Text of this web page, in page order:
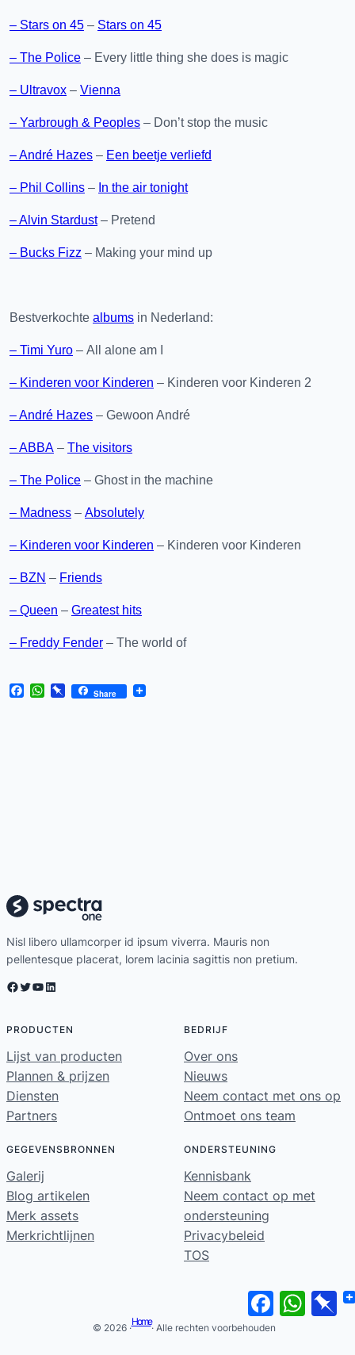
– Stars on 45 – Stars on 45
– The Police – Every little thing she does is magic
– Ultravox – Vienna
– Yarbrough & Peoples – Don’t stop the music
– André Hazes – Een beetje verliefd
– Phil Collins – In the air tonight
– Alvin Stardust– Pretend
– Bucks Fizz – Making your mind up
Bestverkochte albums in Nederland:
– Timi Yuro – All alone am I
– Kinderen voor Kinderen – Kinderen voor Kinderen 2
– André Hazes – Gewoon André
– ABBA – The visitors
– The Police – Ghost in the machine
– Madness – Absolutely
– Kinderen voor Kinderen – Kinderen voor Kinderen
– BZN – Friends
– Queen – Greatest hits
– Freddy Fender – The world of
Facebook
WhatsApp
Pinboard
Share
Nisl libero ullamcorper id ipsum viverra. Mauris non
pellentesque placerat, lorem lacinia sagittis non pretium.
Facebook Twitter YouTube LinkedIn
PRODUCTEN
Lijst van producten
Plannen & prijzen
Diensten
Partners
BEDRIJF
Over ons
Nieuws
Neem contact met ons op
Ontmoet ons team
GEGEVENSBRONNEN
Galerij
Blog artikelen
Merk assets
Merkrichtlijnen
ONDERSTEUNING
Kennisbank
Neem contact op met
ondersteuning
Privacybeleid
TOS
© 2026 ·
Home
· Alle rechten voorbehouden
Facebook